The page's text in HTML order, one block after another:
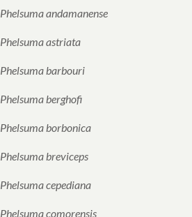
Phelsumaandamanense
Phelsuma astriata
Phelsuma barbouri
Phelsuma berghofi
Phelsuma borbonica
Phelsuma breviceps
Phelsuma cepediana
Phelsuma comorensis